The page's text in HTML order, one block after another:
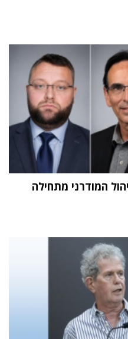
המודרני מתחילה